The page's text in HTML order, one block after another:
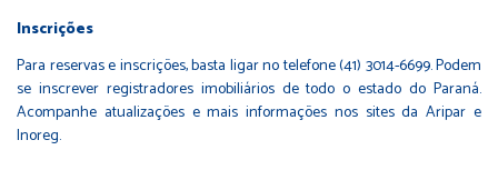
Inscrições
Para reservas e inscrições, basta ligar no telefone (41) 3014-6699. Podem
se inscrever registradores imobiliários de todo o estado do Paraná.
Acompanhe atualizações e mais informações nos sites daAripar e
Inoreg.